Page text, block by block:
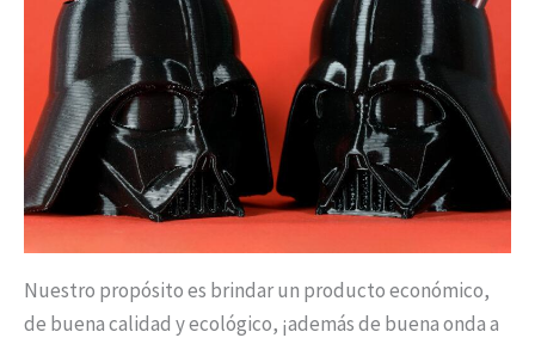
Nuestro propósito es brindar un producto económico,
de buena calidad y ecológico, ¡además de buena onda a